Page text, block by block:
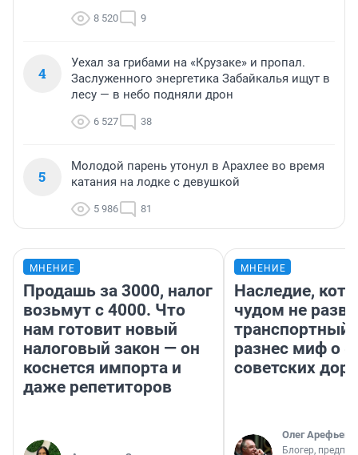
8 520 9
4
Уехал за грибами на «Крузаке» и пропал.
Заслуженного энергетика Забайкалья ищут в
лесу — в небо подняли дрон
6 527 38
5
Молодой парень утонул в Арахлее во время
катания на лодке с девушкой
5 986 81
МНЕНИЕ
Продашь за 3000, налог
возьмут с 4000. Что
нам готовит новый
налоговый закон — он
коснется импорта и
даже репетиторов
МНЕНИЕ
Наследие,
чудом не
транспортный
разнес миф о
советских
Олег Арефьев
Блогер,